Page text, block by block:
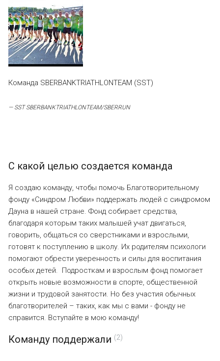
Команда SBERBANKTRIATHLONTEAM (SST)
— SST SBERBANKTRIATHLONTEAM/SBERRUN
С какой целью создается команда
Я создаю команду, чтобы помочь Благотворительному
фонду «Синдром Любви» поддержать людей с синдромом
Дауна в нашей стране. Фонд собирает средства,
благодаря которым таких малышей учат двигаться,
говорить, общаться со сверстниками и взрослыми,
готовят к поступлению в школу. Их родителям психологи
помогают обрести уверенность и силы для воспитания
особых детей. Подросткам и взрослым фонд помогает
открыть новые возможности в спорте, общественной
жизни и трудовой занятости. Но без участия обычных
благотворителей – таких, как мы с вами - фонду не
справится. Вступайте в мою команду!
Команду поддержали (2)